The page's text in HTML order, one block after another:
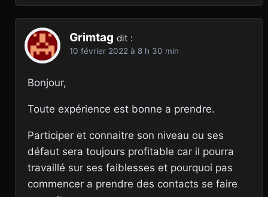
Grimtag dit :
10 février 2022 à 8 h 30 min
Bonjour,
Toute expérience est bonne a prendre.
Participer et connaitre son niveau ou ses
défaut sera toujours profitable car il pourra
travaillé sur ses faiblesses et pourquoi pas
commencer a prendre des contacts se faire